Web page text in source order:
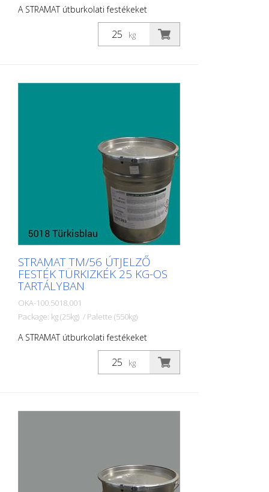
A STRAMAT útburkolati festékeket
elsősorban aszfalt- vagy betonfelületeken
használják, szegély- és középvonalak,
parkolóhelyek, űrszelvényjelzések vagy
kg
STRAMAT TM/56 ÚTJELZŐ
FESTÉK TÜRKIZKÉK 25 KG-OS
TARTÁLYBAN
OKA-100.5018.001
Package: kg (25kg) / Palette (550kg)
A STRAMAT útburkolati festékeket
elsősorban aszfalt- vagy betonfelületeken,
szegély- és középvonalak, parkolók,
útburkolati jelek vagy egyéb jelölések
kg